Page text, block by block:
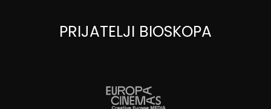
PRIJATELJI BIOSKOPA